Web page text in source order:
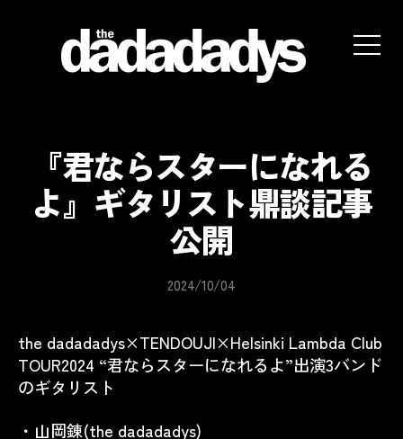
website
『君ならスターになれる
よ』ギタリスト鼎談記事
公開
2024/10/04
the dadadadys×TENDOUJI×Helsinki Lambda Club
TOUR2024 “君ならスターになれるよ”出演3バンド
のギタリスト
・山岡錬(the dadadadys)